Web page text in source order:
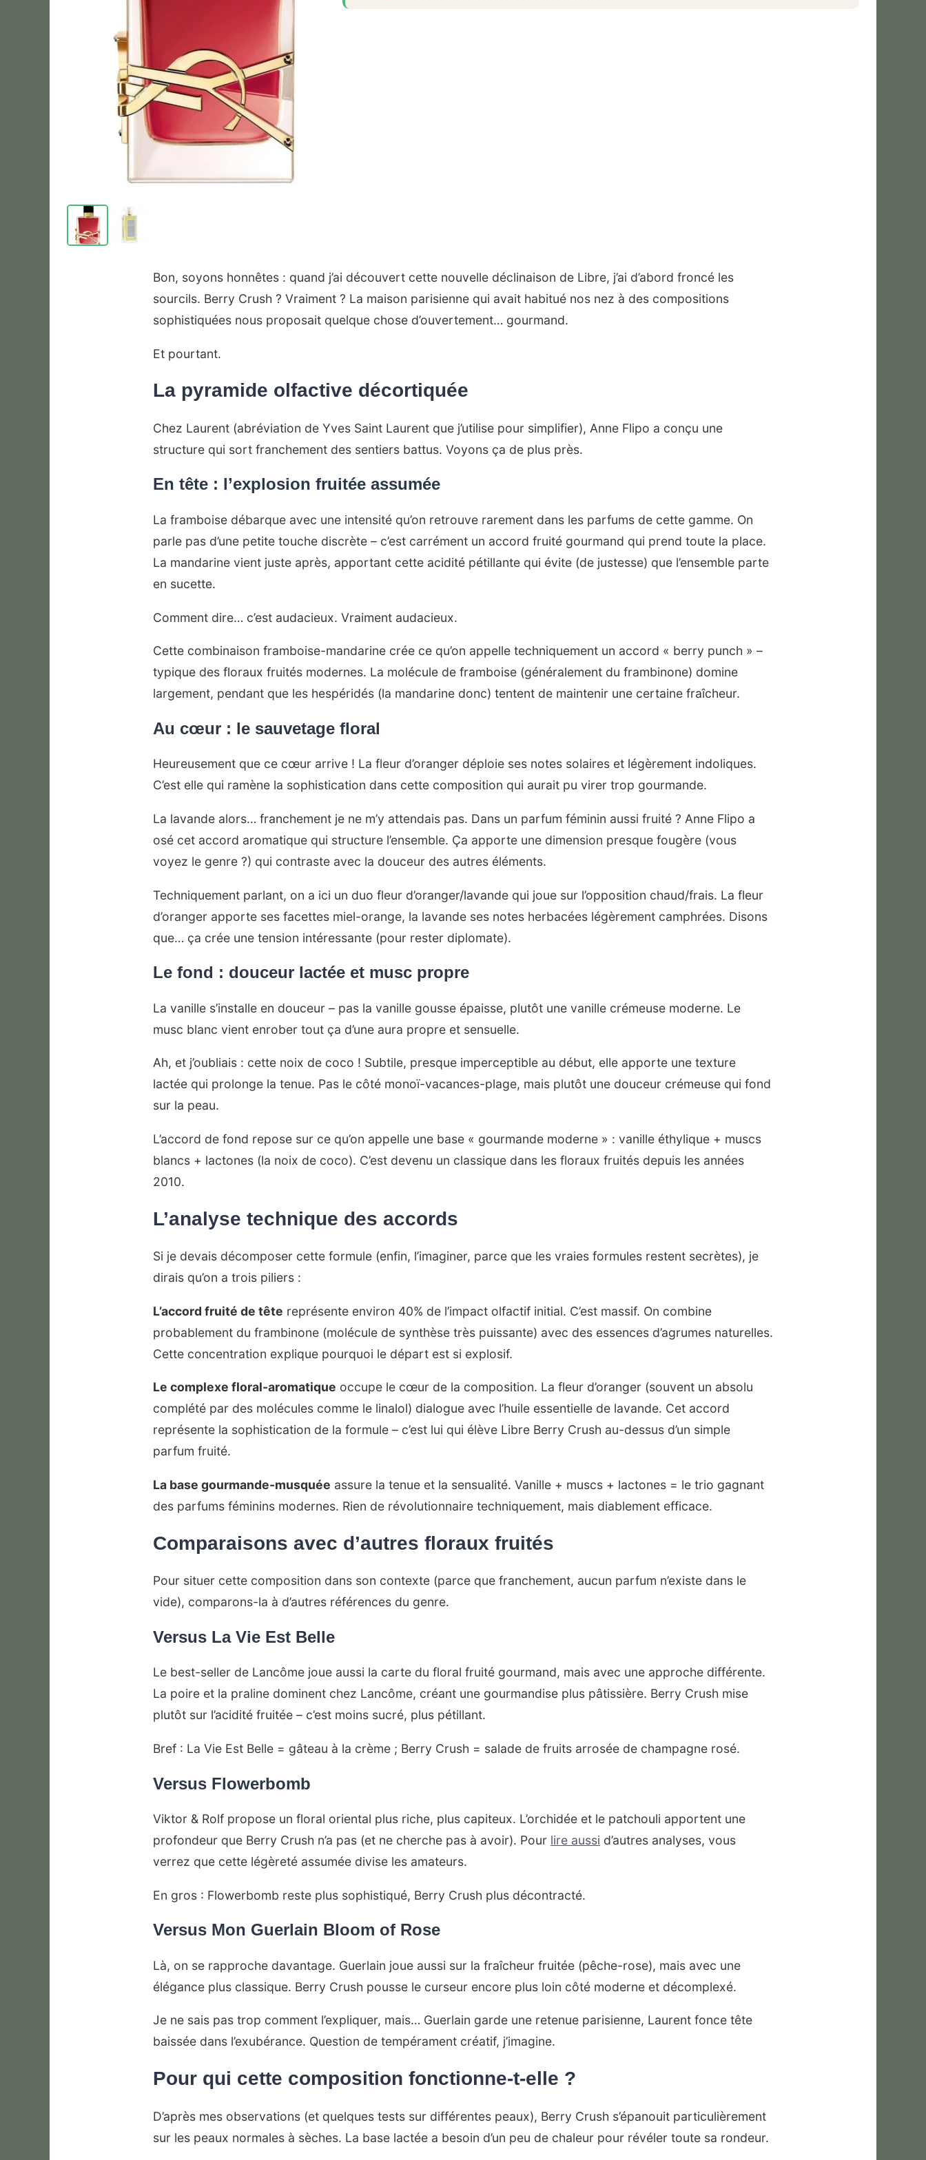
Bon, soyons honnêtes : quand j’ai découvert cette nouvelle déclinaison de Libre, j’ai d’abord froncé les
sourcils. Berry Crush ? Vraiment ? La maison parisienne qui avait habitué nos nez à des compositions
sophistiquées nous proposait quelque chose d’ouvertement… gourmand.
Et pourtant.
La pyramide olfactive décortiquée
Chez Laurent (abréviation de Yves Saint Laurent que j’utilise pour simplifier), Anne Flipo a conçu une
structure qui sort franchement des sentiers battus. Voyons ça de plus près.
En tête : l’explosion fruitée assumée
La framboise débarque avec une intensité qu’on retrouve rarement dans les parfums de cette gamme. On
parle pas d’une petite touche discrète – c’est carrément un accord fruité gourmand qui prend toute la place.
La mandarine vient juste après, apportant cette acidité pétillante qui évite (de justesse) que l’ensemble parte
en sucette.
Comment dire… c’est audacieux. Vraiment audacieux.
Cette combinaison framboise-mandarine crée ce qu’on appelle techniquement un accord « berry punch » –
typique des floraux fruités modernes. La molécule de framboise (généralement du frambinone) domine
largement, pendant que les hespéridés (la mandarine donc) tentent de maintenir une certaine fraîcheur.
Au cœur : le sauvetage floral
Heureusement que ce cœur arrive ! La fleur d’oranger déploie ses notes solaires et légèrement indoliques.
C’est elle qui ramène la sophistication dans cette composition qui aurait pu virer trop gourmande.
La lavande alors… franchement je ne m’y attendais pas. Dans un parfum féminin aussi fruité ? Anne Flipo a
osé cet accord aromatique qui structure l’ensemble. Ça apporte une dimension presque fougère (vous
voyez le genre ?) qui contraste avec la douceur des autres éléments.
Techniquement parlant, on a ici un duo fleur d’oranger/lavande qui joue sur l’opposition chaud/frais. La fleur
d’oranger apporte ses facettes miel-orange, la lavande ses notes herbacées légèrement camphrées. Disons
que… ça crée une tension intéressante (pour rester diplomate).
Le fond : douceur lactée et musc propre
La vanille s’installe en douceur – pas la vanille gousse épaisse, plutôt une vanille crémeuse moderne. Le
musc blanc vient enrober tout ça d’une aura propre et sensuelle.
Ah, et j’oubliais : cette noix de coco ! Subtile, presque imperceptible au début, elle apporte une texture
lactée qui prolonge la tenue. Pas le côté monoï-vacances-plage, mais plutôt une douceur crémeuse qui fond
sur la peau.
L’accord de fond repose sur ce qu’on appelle une base « gourmande moderne » : vanille éthylique + muscs
blancs + lactones (la noix de coco). C’est devenu un classique dans les floraux fruités depuis les années
2010.
L’analyse technique des accords
Si je devais décomposer cette formule (enfin, l’imaginer, parce que les vraies formules restent secrètes), je
dirais qu’on a trois piliers :
L’accord fruité de tête représente environ 40% de l’impact olfactif initial. C’est massif. On combine
probablement du frambinone (molécule de synthèse très puissante) avec des essences d’agrumes naturelles.
Cette concentration explique pourquoi le départ est si explosif.
Le complexe floral-aromatique occupe le cœur de la composition. La fleur d’oranger (souvent un absolu
complété par des molécules comme le linalol) dialogue avec l’huile essentielle de lavande. Cet accord
représente la sophistication de la formule – c’est lui qui élève Libre Berry Crush au-dessus d’un simple
parfum fruité.
La base gourmande-musquée assure la tenue et la sensualité. Vanille + muscs + lactones = le trio gagnant
des parfums féminins modernes. Rien de révolutionnaire techniquement, mais diablement efficace.
Comparaisons avec d’autres floraux fruités
Pour situer cette composition dans son contexte (parce que franchement, aucun parfum n’existe dans le
vide), comparons-la à d’autres références du genre.
Versus La Vie Est Belle
Le best-seller de Lancôme joue aussi la carte du floral fruité gourmand, mais avec une approche différente.
La poire et la praline dominent chez Lancôme, créant une gourmandise plus pâtissière. Berry Crush mise
plutôt sur l’acidité fruitée – c’est moins sucré, plus pétillant.
Bref : La Vie Est Belle = gâteau à la crème ; Berry Crush = salade de fruits arrosée de champagne rosé.
Versus Flowerbomb
Viktor & Rolf propose un floral oriental plus riche, plus capiteux. L’orchidée et le patchouli apportent une
profondeur que Berry Crush n’a pas (et ne cherche pas à avoir). Pour lire aussi d’autres analyses, vous
verrez que cette légèreté assumée divise les amateurs.
En gros : Flowerbomb reste plus sophistiqué, Berry Crush plus décontracté.
Versus Mon Guerlain Bloom of Rose
Là, on se rapproche davantage. Guerlain joue aussi sur la fraîcheur fruitée (pêche-rose), mais avec une
élégance plus classique. Berry Crush pousse le curseur encore plus loin côté moderne et décomplexé.
Je ne sais pas trop comment l’expliquer, mais… Guerlain garde une retenue parisienne, Laurent fonce tête
baissée dans l’exubérance. Question de tempérament créatif, j’imagine.
Pour qui cette composition fonctionne-t-elle ?
D’après mes observations (et quelques tests sur différentes peaux), Berry Crush s’épanouit particulièrement
sur les peaux normales à sèches. La base lactée a besoin d’un peu de chaleur pour révéler toute sa rondeur.